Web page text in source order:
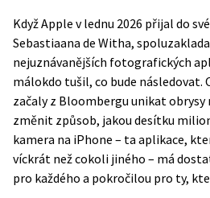
Když Apple v lednu 2026 přijal do
Sebastiaana de Witha,
nejuznávanějších fotografických
málokdo tušil, co bude následovat.
začaly z Bloombergu unikat obrysy
změnit způsob, jakou desítku
kamera na iPhone – ta aplikace,
víckrát než cokoli jiného – má
pro každého a pokročilou pro ty,